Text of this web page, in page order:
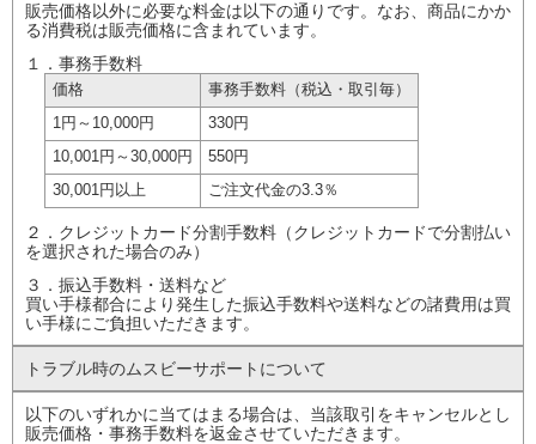
販売価格以外に必要な料金は以下の通りです。なお、商品にかか
る消費税は販売価格に含まれています。
１．事務手数料
価格 事務手数料 （税込・取引毎）
1円 ～10,000円
330円
10,001円 ～30,000円
550円
30,001円以上
ご注文代金の3.3％
２．クレジットカード分割手数料（クレジットカードで分割払い
を選択された場合のみ）
３．振込手数料・送料など
買い手様都合により発生した振込手数料や送料などの諸費用は買
い手様にご負担いただきます。
トラブル時のムスビーサポート について
以下のいずれかに当てはまる場合は、当該取引をキャンセルとし
販売価格・事務手数料を返金させていただきます。